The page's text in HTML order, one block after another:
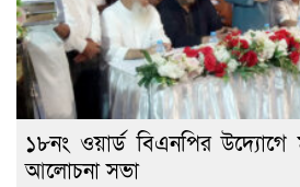
১৮নং ওয়ার্ড বিএনপির
আলোচনা সভা